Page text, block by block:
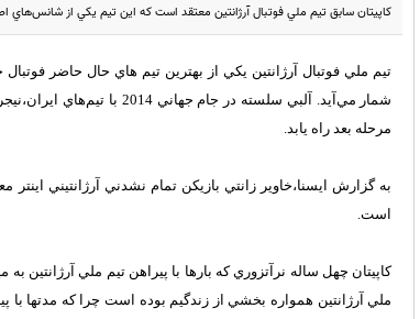
کاپيتان سابق تيم ملي فوتبال آرژانتين معتقد است که اين تيم يکي از شانس‌هاي اصلي
شمار مي‌آيد. آلبي سلسته در
مرحله بعد راه يابد.
به گزارش ايسنا،خاوير زانتي بازيکن تمام نشدني آرژانتيني
است.
کاپيتان چهل ساله نرآتزوري که بارها با پيراهن تيم ملي
ملي آرژانتين همواره بخشي از زندگيم بوده است چرا که مدتها با